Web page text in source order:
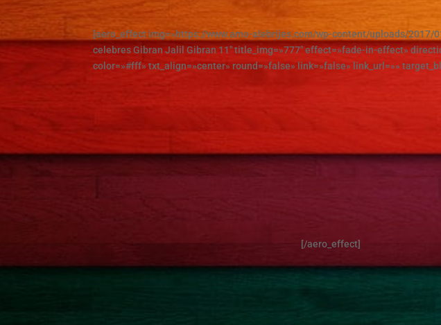
[aero_effect img=»https://www.amo-alebrijes.com/wp-content/uploads/2017/
celebres Gibran Jalil Gibran 11″ title_img=»777″ effect=»fade-in-effect»
color=»#fff» txt_align=»center» round=»false» link=»false» link_url=»»
[/aero_effect]